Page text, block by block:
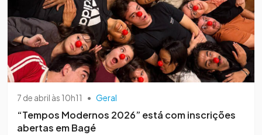
7 de abril às 10h11 • Geral
“Tempos Modernos 2026” está com inscrições
abertas em Bagé